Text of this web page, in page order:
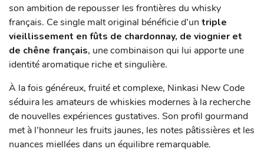
son ambition de repousser les frontières du whisky
français. Ce single malt original bénéficie d’un triple
vieillissement en fûts de chardonnay, de viognier et
de chêne français, une combinaison qui lui apporte une
identité aromatique riche et singulière.
À la fois généreux, fruité et complexe, Ninkasi New Code
séduira les amateurs de whiskies modernes à la recherche
de nouvelles expériences gustatives. Son profil gourmand
met à l’honneur les fruits jaunes, les notes pâtissières et les
nuances miellées dans un équilibre remarquable.